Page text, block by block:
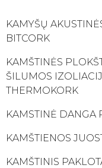
KAMYŠŲ
BITCORK
KAMŠTINĖS
ŠILUMOS
THERMOKORK
KAMSTINĖ DANGA
KAMŠTIENOS
KAMŠTINIS